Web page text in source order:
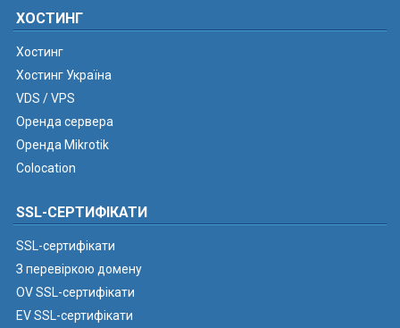
ХОСТИНГ
Хостинг
Хостинг Україна
VDS / VPS
Оренда сервера
Оренда Mikrotik
Colocation
SSL-СЕРТИФІКАТИ
SSL-сертифікати
З перевіркою домену
OV SSL-сертифікати
EV SSL-сертифікати